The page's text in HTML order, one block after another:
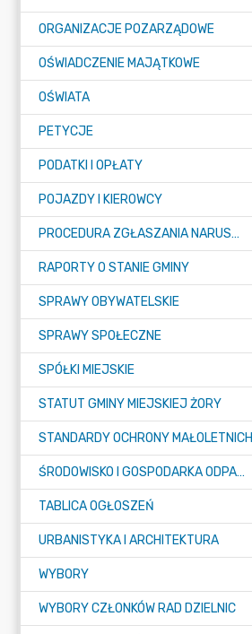
ORGANIZACJE POZARZĄDOWE
OŚWIADCZENIE MAJĄTKOWE
OŚWIATA
PETYCJE
PODATKI I OPŁATY
POJAZDY I KIEROWCY
PROCEDURA ZGŁASZANIA NARUSZEŃ PRAWA
RAPORTY O STANIE GMINY
SPRAWY OBYWATELSKIE
SPRAWY SPOŁECZNE
SPÓŁKI MIEJSKIE
STATUT GMINY MIEJSKIEJ ŻORY
STANDARDY OCHRONY MAŁOLETNICH
ŚRODOWISKO I GOSPODARKA ODPADAMI
TABLICA OGŁOSZEŃ
URBANISTYKA I ARCHITEKTURA
WYBORY
WYBORY CZŁONKÓW RAD DZIELNIC